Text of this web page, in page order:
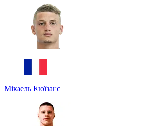
Мікаель Кюїзанс